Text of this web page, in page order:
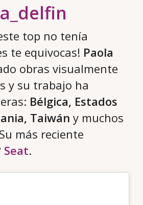
top no tenía
te equivocas! Paola
obras visualmente
y su trabajo ha
Bélgica, Estados
Taiwán y muchos
más reciente
Seat.